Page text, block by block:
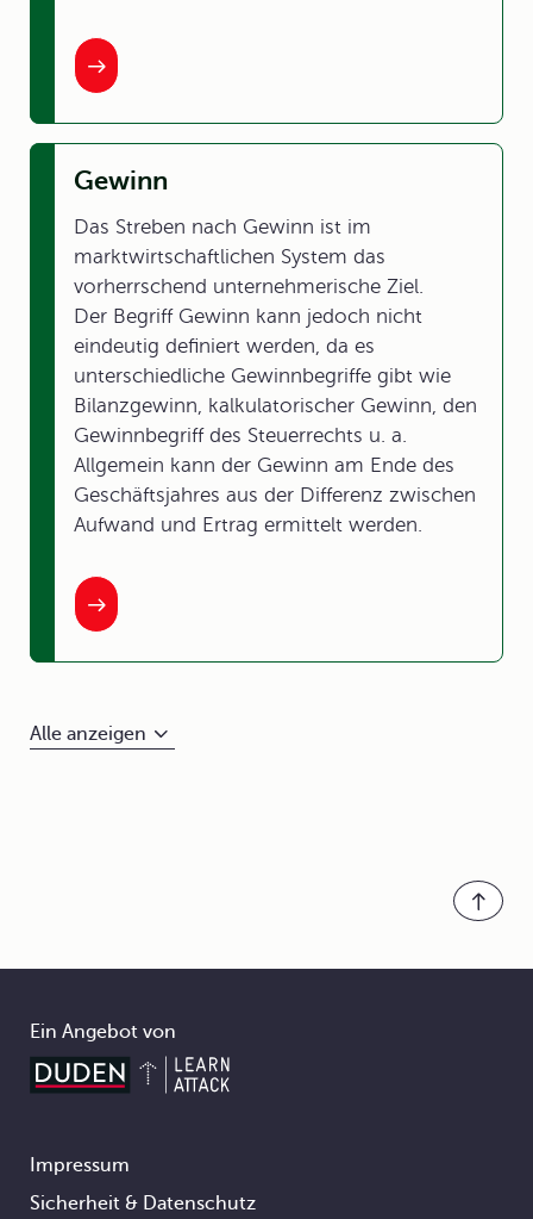
Gewinn
Das Streben nach Gewinn ist im
marktwirtschaftlichen System das
vorherrschend unternehmerische Ziel.
Der Begriff Gewinn kann jedoch nicht
eindeutig definiert werden, da es
unterschiedliche Gewinnbegriffe gibt wie
Bilanzgewinn, kalkulatorischer Gewinn, den
Gewinnbegriff des Steuerrechts u. a.
Allgemein kann der Gewinn am Ende des
Geschäftsjahres aus der Differenz zwischen
Aufwand und Ertrag ermittelt werden.
Alle anzeigen
Ein Angebot von
Footer
Impressum
Sicherheit & Datenschutz